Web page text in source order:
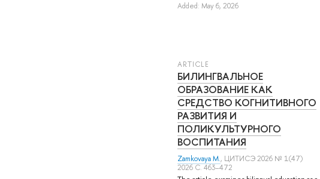
Added: May 6, 2026
ARTICLE
БИЛИНГВАЛЬНОЕ
ОБРАЗОВАНИЕ КАК
СРЕДСТВО КОГНИТИВНОГО
РАЗВИТИЯ И
ПОЛИКУЛЬТУРНОГО
ВОСПИТАНИЯ
Zamkovaya M., ЦИТИСЭ 2026 № 1(47)
2026 С. 463–472